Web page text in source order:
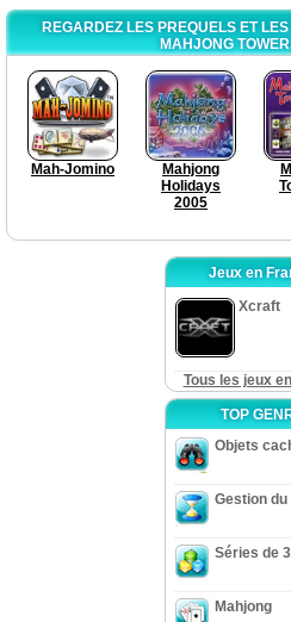
REGARDEZ LES PREQUELS ET
MAHJONG
Mah-Jomino
Mahjong
Holidays
2005
Jeux en
Xcraft
Tous les jeux
TOP
Objets
Gestion du
Séries de 3
Mahjong